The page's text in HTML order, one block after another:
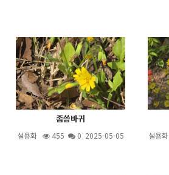
좀씀바귀
설용화 455 0 2025-05-05 설용화